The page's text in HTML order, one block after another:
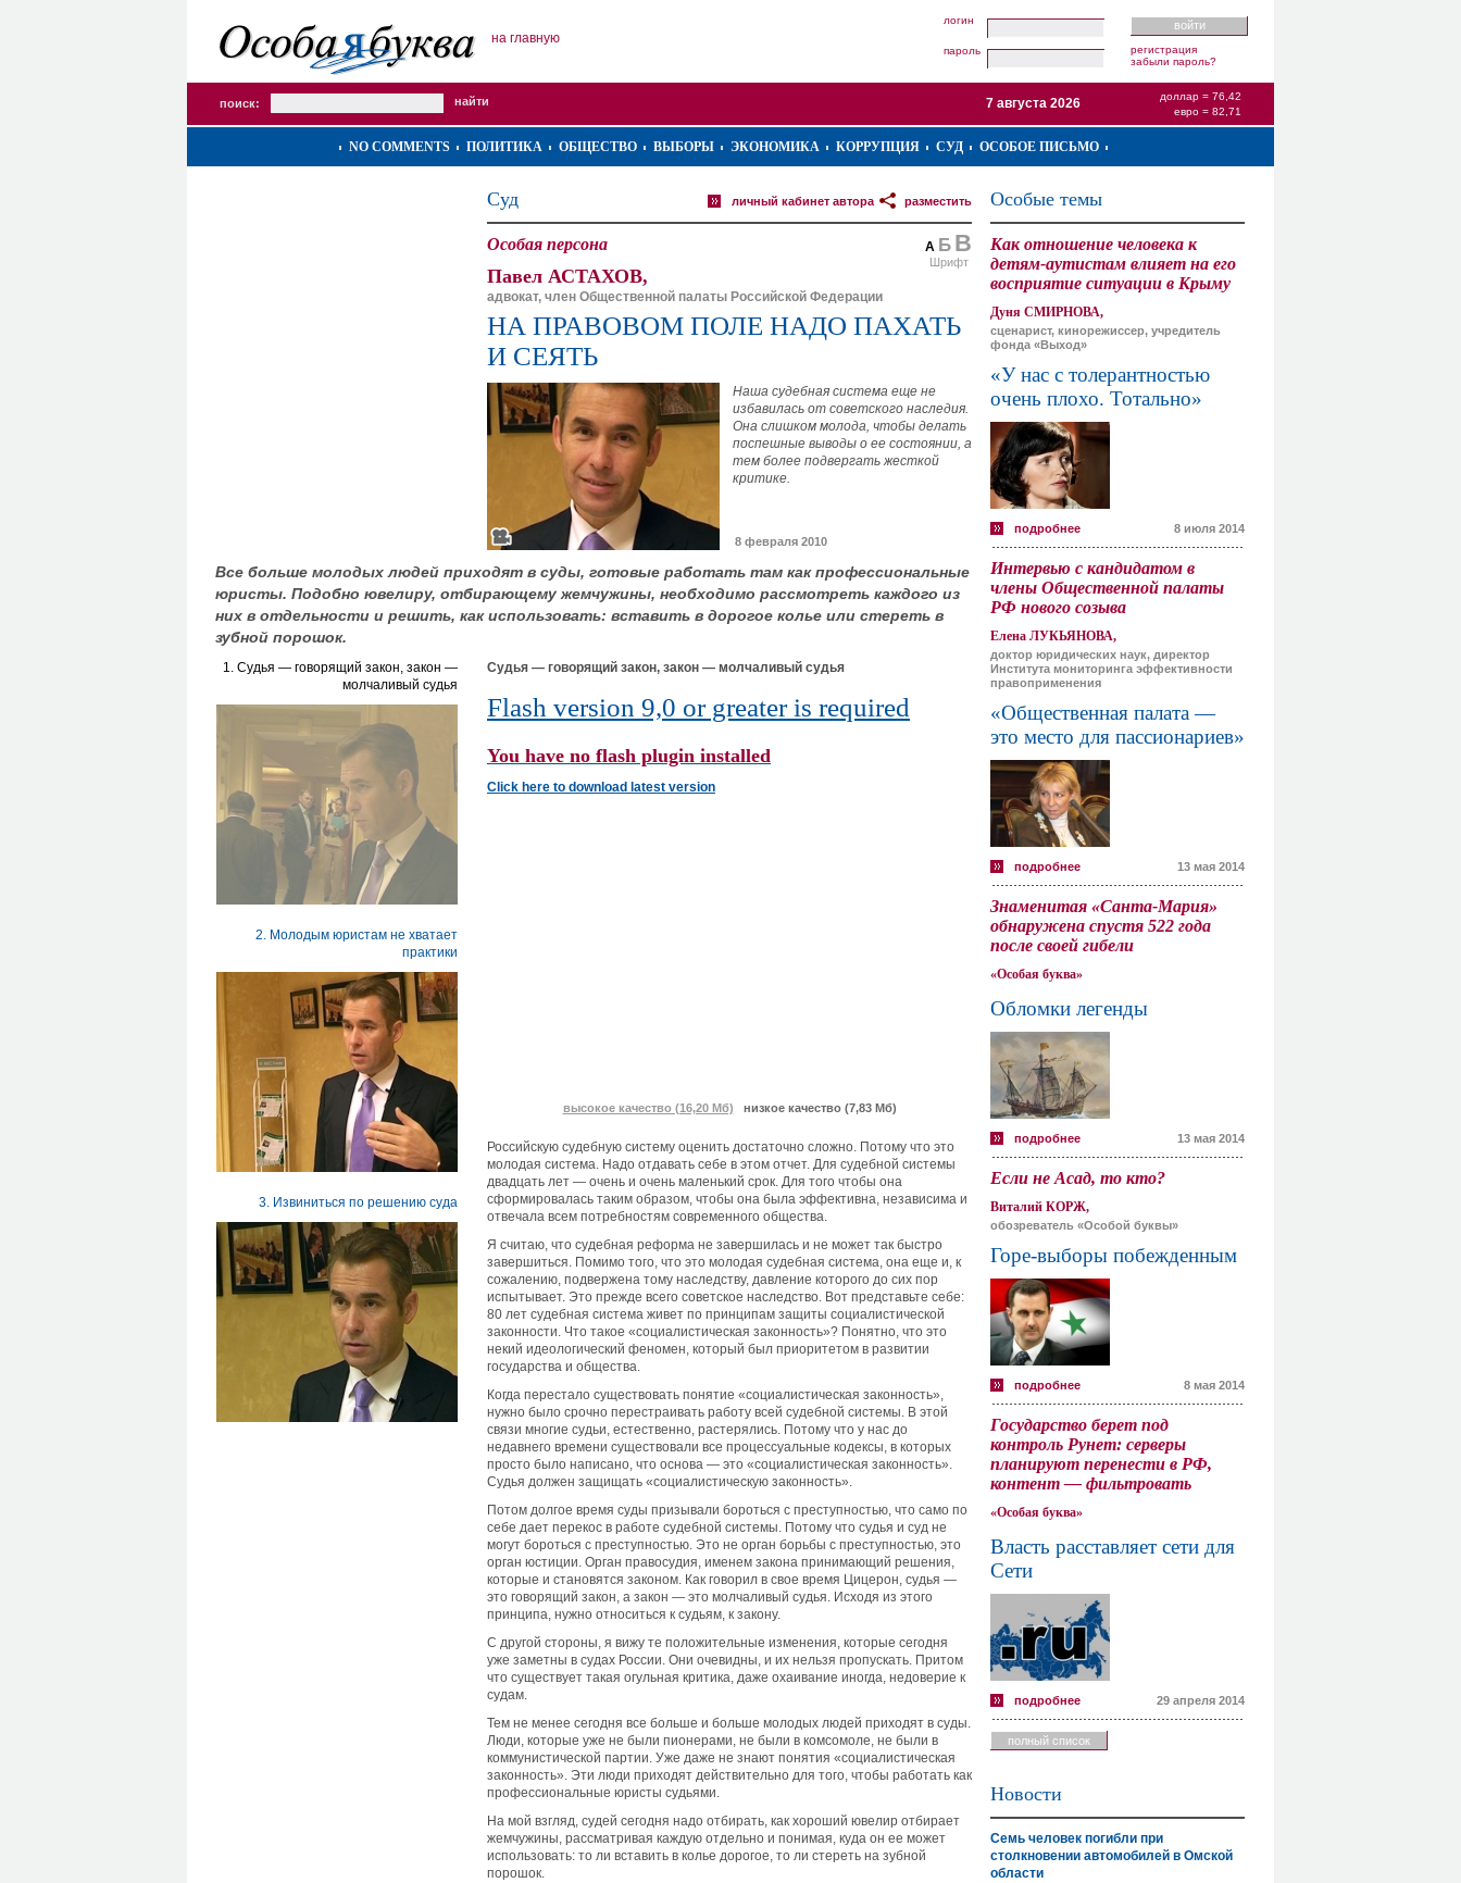
на главную
логин
пароль
регистрация
забыли пароль?
поиск:
доллар = 76,42
евро = 82,71
7 августа 2026
NO COMMENTS ПОЛИТИКА ОБЩЕСТВО ВЫБОРЫ ЭКОНОМИКА КОРРУПЦИЯ СУД ОСОБОЕ ПИСЬМО
Суд разместить
личный кабинет автора
А Б В
Шрифт
Особая персона
Павел АСТАХОВ,
адвокат, член Общественной палаты Российской Федерации
НА ПРАВОВОМ ПОЛЕ НАДО ПАХАТЬ
И СЕЯТЬ
Наша судебная система еще не
избавилась от советского наследия.
Она слишком молода, чтобы делать
поспешные выводы о ее состоянии, а
тем более подвергать жесткой
критике.
8 февраля 2010
Все больше молодых людей приходят в суды, готовые работать там как профессиональные
юристы. Подобно ювелиру, отбирающему жемчужины, необходимо рассмотреть каждого из
них в отдельности и решить, как использовать: вставить в дорогое колье или стереть в
зубной порошок.
1. Судья — говорящий закон, закон —
молчаливый судья
2. Молодым юристам не хватает
практики
3. Извиниться по решению суда
Судья — говорящий закон, закон — молчаливый судья
Flash version 9,0 or greater is required
You have no flash plugin installed
Click here to download latest version
высокое качество (16,20 Мб) низкое качество (7,83 Мб)
Российскую судебную систему оценить достаточно сложно. Потому что это
молодая система. Надо отдавать себе в этом отчет. Для судебной системы
двадцать лет — очень и очень маленький срок. Для того чтобы она
сформировалась таким образом, чтобы она была эффективна, независима и
отвечала всем потребностям современного общества.
Я считаю, что судебная реформа не завершилась и не может так быстро
завершиться. Помимо того, что это молодая судебная система, она еще и, к
сожалению, подвержена тому наследству, давление которого до сих пор
испытывает. Это прежде всего советское наследство. Вот представьте себе:
80 лет судебная система живет по принципам защиты социалистической
законности. Что такое «социалистическая законность»? Понятно, что это
некий идеологический феномен, который был приоритетом в развитии
государства и общества.
Когда перестало существовать понятие «социалистическая законность»,
нужно было срочно перестраивать работу всей судебной системы. В этой
связи многие судьи, естественно, растерялись. Потому что у нас до
недавнего времени существовали все процессуальные кодексы, в которых
просто было написано, что основа — это «социалистическая законность».
Судья должен защищать «социалистическую законность».
Потом долгое время суды призывали бороться с преступностью, что само по
себе дает перекос в работе судебной системы. Потому что судья и суд не
могут бороться с преступностью. Это не орган борьбы с преступностью, это
орган юстиции. Орган правосудия, именем закона принимающий решения,
которые и становятся законом. Как говорил в свое время Цицерон, судья —
это говорящий закон, а закон — это молчаливый судья. Исходя из этого
принципа, нужно относиться к судьям, к закону.
С другой стороны, я вижу те положительные изменения, которые сегодня
уже заметны в судах России. Они очевидны, и их нельзя пропускать. Притом
что существует такая огульная критика, даже охаивание иногда, недоверие к
судам.
Тем не менее сегодня все больше и больше молодых людей приходят в суды.
Люди, которые уже не были пионерами, не были в комсомоле, не были в
коммунистической партии. Уже даже не знают понятия «социалистическая
законность». Эти люди приходят действительно для того, чтобы работать как
профессиональные юристы судьями.
На мой взгляд, судей сегодня надо отбирать, как хороший ювелир отбирает
жемчужины, рассматривая каждую отдельно и понимая, куда он ее может
использовать: то ли вставить в колье дорогое, то ли стереть на зубной
порошок.
Особые темы
Как отношение человека к
детям-аутистам влияет на его
восприятие ситуации в Крыму
Дуня СМИРНОВА,
сценарист, кинорежиссер, учредитель
фонда «Выход»
«У нас с толерантностью
очень плохо. Тотально»
подробнее 8 июля 2014
Интервью с кандидатом в
члены Общественной палаты
РФ нового созыва
Елена ЛУКЬЯНОВА,
доктор юридических наук, директор
Института мониторинга эффективности
правоприменения
«Общественная палата —
это место для пассионариев»
подробнее 13 мая 2014
Знаменитая «Санта-Мария»
обнаружена спустя 522 года
после своей гибели
«Особая буква»
Обломки легенды
подробнее 13 мая 2014
Если не Асад, то кто?
Виталий КОРЖ,
обозреватель «Особой буквы»
Горе-выборы побежденным
подробнее 8 мая 2014
Государство берет под
контроль Рунет: серверы
планируют перенести в РФ,
контент — фильтровать
«Особая буква»
Власть расставляет сети для
Сети
подробнее 29 апреля 2014
полный список
Новости
Семь человек погибли при
столкновении автомобилей в Омской
области